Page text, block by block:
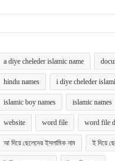
a diye cheleder islamic name
hindu names i diye cheleder
islamic boy names islamic names
website word file word file
আ দিয়ে ছেলেদের ইসলামিক নাম ই দিয়ে